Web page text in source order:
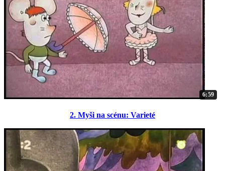
6:59
2. Myši na scénu: Varieté